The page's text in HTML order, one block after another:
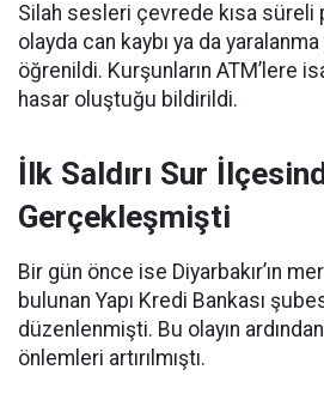
Silah sesleri çevrede kısa süreli
olayda can kaybı ya da yaralanma
öğrenildi. Kurşunların ATM’lere
hasar oluştuğu bildirildi.
İlk Saldırı Sur
Gerçekleşmişti
Bir gün önce ise Diyarbakır’ın
bulunan Yapı Kredi Bankası
düzenlenmişti. Bu olayın
önlemleri artırılmıştı.